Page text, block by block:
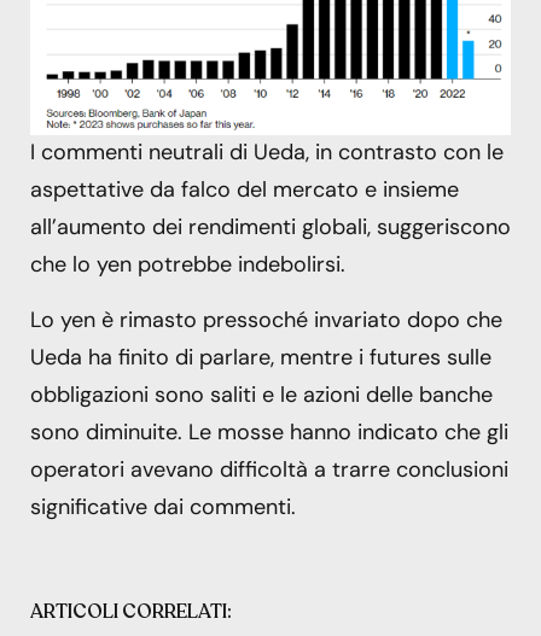
I commenti neutrali di Ueda, in contrasto con le
aspettative da falco del mercato e insieme
all’aumento dei rendimenti globali, suggeriscono
che lo yen potrebbe indebolirsi.
Lo yen è rimasto pressoché invariato dopo che
Ueda ha finito di parlare, mentre i futures sulle
obbligazioni sono saliti e le azioni delle banche
sono diminuite. Le mosse hanno indicato che gli
operatori avevano difficoltà a trarre conclusioni
significative dai commenti.
ARTICOLI CORRELATI: